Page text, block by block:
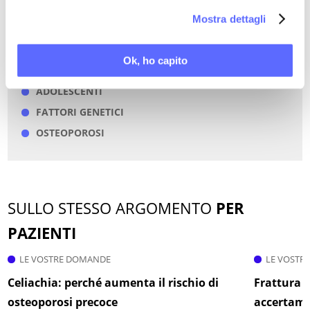
Mostra dettagli
Ok, ho capito
PAROLE CHIAVE DI QUESTO ARTICOLO
ADOLESCENTI
FATTORI GENETICI
OSTEOPOROSI
SULLO STESSO ARGOMENTO PER
PAZIENTI
LE VOSTRE DOMANDE
Celiachia: perché aumenta il rischio di
osteoporosi precoce
LE
Frattura